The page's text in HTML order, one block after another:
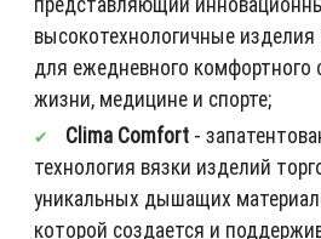
высокотехнологичные изделия
для ежедневного комфортного
жизни, медицине и спорте;
Clima Comfort -
технология вязки изделий
уникальных дышащих
которой создается и